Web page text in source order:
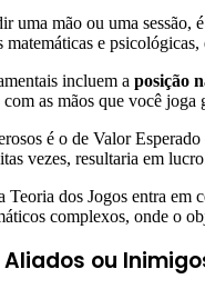
uma mão ou uma sessão,
matemáticas e
incluem a posição
as mãos que você
é o de Valor
vezes, resultaria em
Teoria dos Jogos entra
complexos, onde o
ou